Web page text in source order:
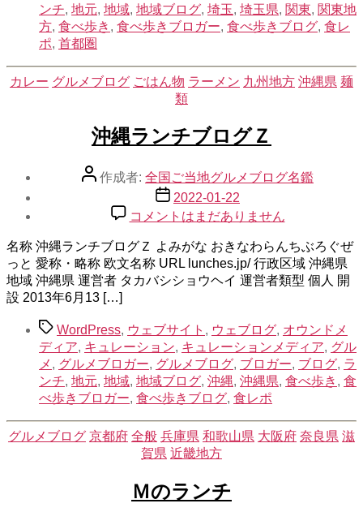
の
報
[埼
の
ンチ, 地元, 地域, 地域ブログ, 埼玉, 埼玉県, 関東, 関東地
方, 食べ歩き , 食べ歩きブロガー, 食べ歩きブログ, 食レ
ポ, 首都圏
カ
テ
リ
ー
カレー グルメブログ ごはん物 ラーメン 九州地方 沖縄県 麺
類
沖縄ランチブログＺ
投 作成者: 全国ご当地グルメブログ名鑑
投
稿
2022-01-22
沖
ラ
ン
チ
グ
Ｚ
へ
の
コメントはまだありません
名称 沖縄ランチブログＺ よみがな おきなわらんちぶろぐぜ
っと 愛称・略称 欧文名称 URL lunches.jp/ 行政区域 沖縄県
地域 沖縄県 運営者 タカバシショウヘイ 運営者類型 個人 開
設 2013年6月13 […]
タ
グ
WordPress, ウェブサイト , ウェブログ, オウンドメ
ディア, キュレーション, キュレーションメディア, グル
メ , グルメブロガー, グルメブログ, ブロガー, ブログ, ラ
ンチ, 地元, 地域, 地域ブログ, 沖縄, 沖縄県, 食べ歩き , 食
べ歩きブロガー, 食べ歩きブログ, 食レポ
カ
テ
リ
ー
グルメブログ 京都府 全般 兵庫県 和歌山県 大阪府 奈良県 滋
賀県 近畿地方
Ｍのランチ